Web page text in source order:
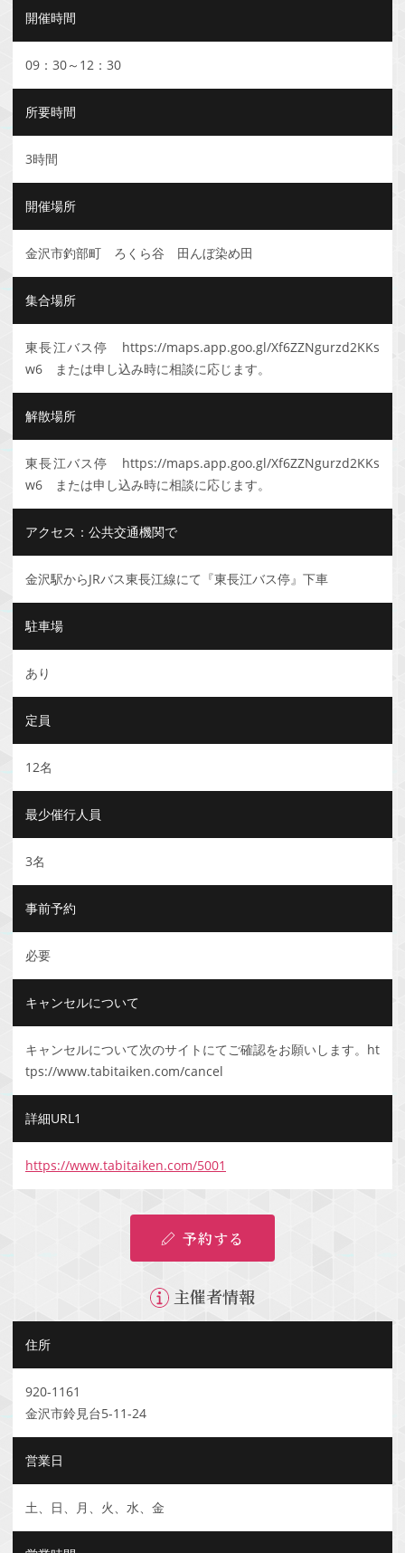
開催時間
09：30～12：30
所要時間
3時間
開催場所
金沢市釣部町 ろくら谷 田んぼ染め田
集合場所
東長江バス停 https://maps.app.goo.gl/Xf6ZZNgurzd2KKs
w6 または申し込み時に相談に応じます。
解散場所
東長江バス停 https://maps.app.goo.gl/Xf6ZZNgurzd2KKs
w6 または申し込み時に相談に応じます。
アクセス：公共交通機関で
金沢駅からJRバス東長江線にて『東長江バス停』下車
駐車場
あり
定員
12名
最少催行人員
3名
事前予約
必要
キャンセルについて
キャンセルについて次のサイトにてご確認をお願いします。ht
tps://www.tabitaiken.com/cancel
詳細URL1
https://www.tabitaiken.com/5001
予約する
主催者情報
住所
920-1161
金沢市鈴見台5-11-24
営業日
土、日、月、火、水、金